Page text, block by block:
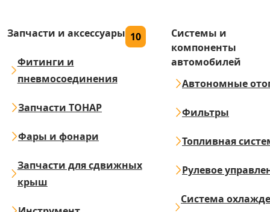
Запчасти и аксессуары 10
Фитинги и
пневмосоединения
Запчасти ТОНАР
Фары и фонари
Запчасти для сдвижных
крыш
Системы и
компоненты
автомобилей
Автономные
Фильтры
Топливная
Рулевое
Система